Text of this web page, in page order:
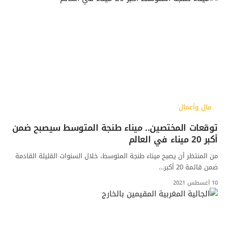
مال وأعمال
توقعات المختصين.. ميناء طنجة المتوسط سيصبح ضمن
أكبر 20 ميناء في العالم
من المنتظر أن يصبح ميناء طنجة المتوسط، خلال السنوات القليلة القادمة
ضمن قائمة 20 أكبر…
10 أغسطس 2021